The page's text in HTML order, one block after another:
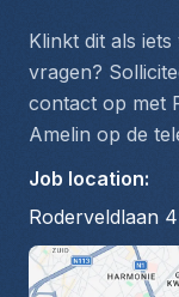
Klinkt dit als
vragen?
contact op met
Amelin op de
Job location:
Roderveldlaan